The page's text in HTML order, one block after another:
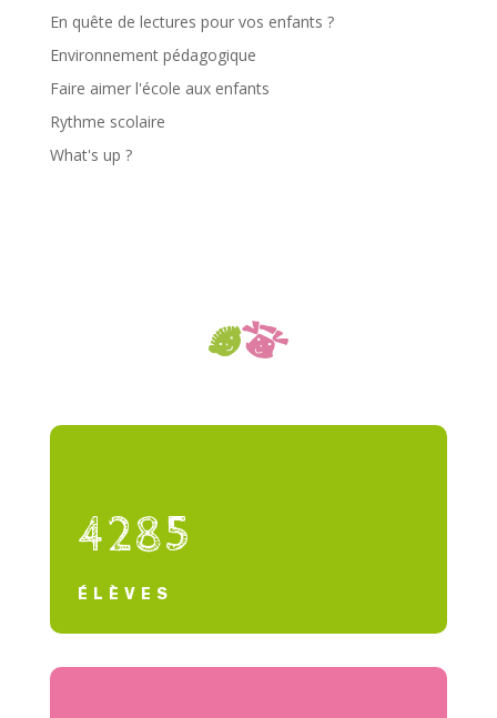
En quête de lectures pour vos enfants ?
Environnement pédagogique
Faire aimer l'école aux enfants
Rythme scolaire
What's up ?
4285
ÉLÈVES